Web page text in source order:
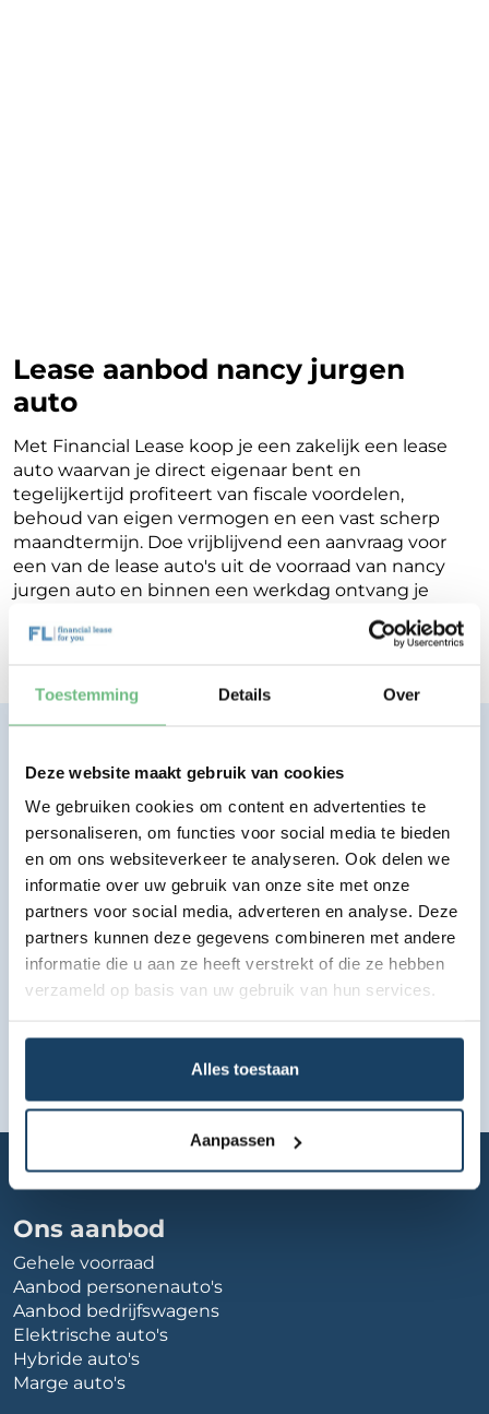
Toestemming Details Over
Deze website maakt gebruik van cookies
We gebruiken cookies om content en advertenties te
personaliseren, om functies voor social media te bieden
en om ons websiteverkeer te analyseren. Ook delen we
informatie over uw gebruik van onze site met onze
partners voor social media, adverteren en analyse. Deze
partners kunnen deze gegevens combineren met andere
informatie die u aan ze heeft verstrekt of die ze hebben
verzameld op basis van uw gebruik van hun services.
Alles toestaan
Aanpassen
Lease aanbod nancy jurgen
auto
Met Financial Lease koop je een zakelijk een lease
auto waarvan je direct eigenaar bent en
tegelijkertijd profiteert van fiscale voordelen,
behoud van eigen vermogen en een vast scherp
maandtermijn. Doe vrijblijvend een aanvraag voor
een van de lease auto's uit de voorraad van nancy
jurgen auto en binnen een werkdag ontvang je
terugkoppeling op de mogelijkheden voor jouw
Financial Lease.
Eenvoudig, transparant, vertrouwd.
Bekijk lease aanbod
Ons aanbod
Gehele voorraad
Aanbod personenauto's
Aanbod bedrijfswagens
Elektrische auto's
Hybride auto's
Marge auto's